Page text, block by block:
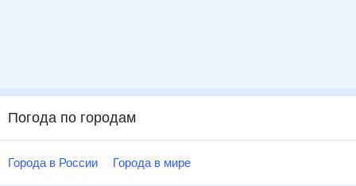
Погода по городам
Города в России Города в мире